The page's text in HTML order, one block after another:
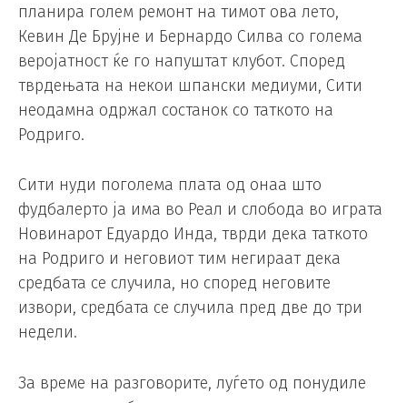
планира голем ремонт на тимот ова лето,
Кевин Де Брујне и Бернардо Силва со голема
веројатност ќе го напуштат клубот. Според
тврдењата на некои шпански медиуми, Сити
неодамна одржал состанок со таткото на
Родриго.
Сити нуди поголема плата од онаа што
фудбалерто ја има во Реал и слобода во играта
Новинарот Едуардо Инда, тврди дека таткото
на Родриго и неговиот тим негираат дека
средбата се случила, но според неговите
извори, средбата се случила пред две до три
недели.
За време на разговорите, луѓето од понудиле